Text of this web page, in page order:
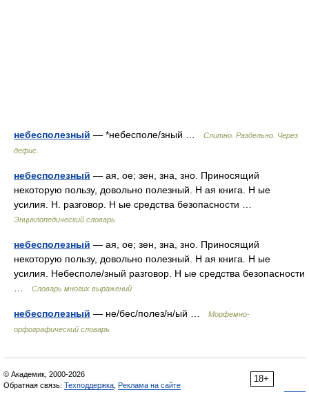
небесполезный — *небесполе/зный …
Слитно. Раздельно. Через
дефис.
небесполезный — ая, ое; зен, зна, зно. Приносящий
некоторую пользу, довольно полезный. Н ая книга. Н ые
усилия. Н. разговор. Н ые средства безопасности …
Энциклопедический словарь
небесполезный — ая, ое; зен, зна, зно. Приносящий
некоторую пользу, довольно полезный. Н ая книга. Н ые
усилия. Небесполе/зный разговор. Н ые средства безопасности
Словарь многих выражений
небесполезный — не/бес/полез/н/ый …
Морфемно-
орфографический словарь
18+
© Академик, 2000-2026
Обратная связь: Техподдержка Реклама на сайте